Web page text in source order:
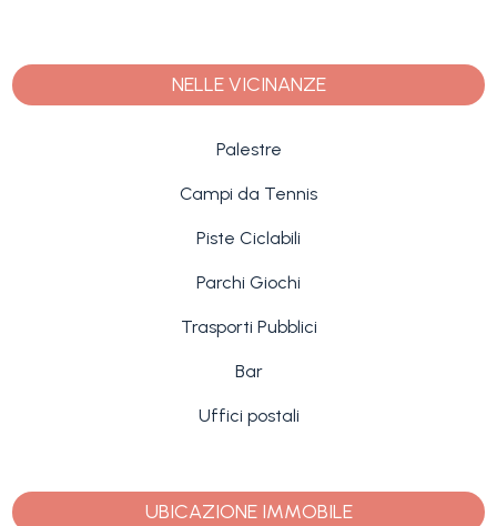
NELLE VICINANZE
Palestre
Campi da Tennis
Piste Ciclabili
Parchi Giochi
Trasporti Pubblici
Bar
Uffici postali
UBICAZIONE IMMOBILE